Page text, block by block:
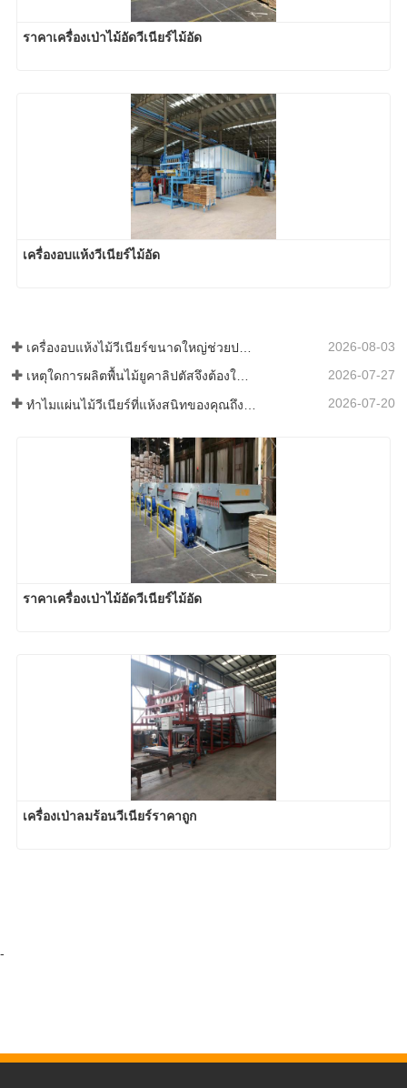
ราคาเครื่องเป่าไม้อัดวีเนียร์ไม้อัด
เครื่องอบแห้งวีเนียร์ไม้อัด
2026-08-03
เหตุใดการผลิตพื้นไม้ยูคาลิปตัสจึงต้องใช้เครื่องอบแผ่นไม้วีเนียร์? 2026-07-27
2026-07-20
ราคาเครื่องเป่าไม้อัดวีเนียร์ไม้อัด
เครื่องเป่าลมร้อนวีเนียร์ราคาถูก
-